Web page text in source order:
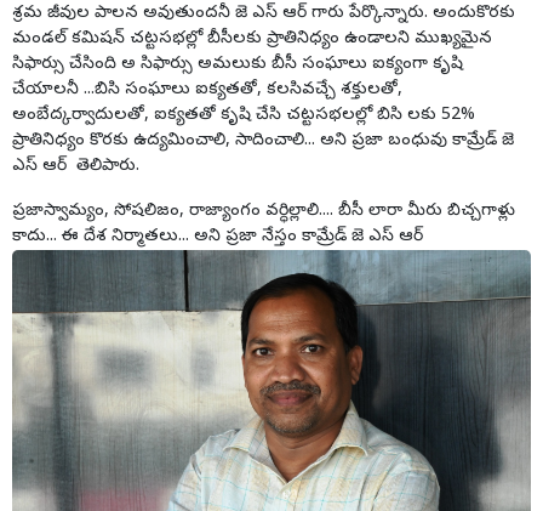
శ్రమ జీవుల పాలన అవుతుందనీ జె ఎస్ ఆర్ గారు పేర్కొన్నారు. అందుకొరకు
మండల్ కమిషన్ చట్టసభల్లో బీసీలకు ప్రాతినిధ్యం ఉండాలని ముఖ్యమైన
సిఫార్సు చేసింది అ సిఫార్సు అమలుకు బీసీ సంఘాలు ఐక్యంగా కృషి
చేయాలనీ ...బిసి సంఘాలు ఐక్యతతో, కలసివచ్చే శక్తులతో,
అంబేద్కర్వాదులతో, ఐక్యతతో కృషి చేసి చట్టసభలల్లో బిసి లకు 52%
ప్రాతినిధ్యం కొరకు ఉద్యమించాలి, సాదించాలి... అని ప్రజా బంధువు కామ్రేడ్ జె
ఎస్ ఆర్ తెలిపారు.
ప్రజాస్వామ్యం, సోషలిజం, రాజ్యాంగం వర్ధిల్లాలి.... బీసీ లారా మీరు బిచ్చగాళ్లు
కాదు... ఈ దేశ నిర్మాతలు... అని ప్రజా నేస్తం కామ్రేడ్ జె ఎస్ ఆర్